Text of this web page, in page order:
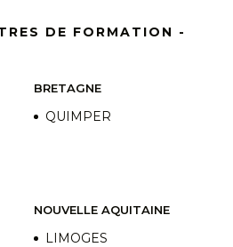
DE FORMATION -
BRETAGNE
QUIMPER
NOUVELLE AQUITAINE
LIMOGES